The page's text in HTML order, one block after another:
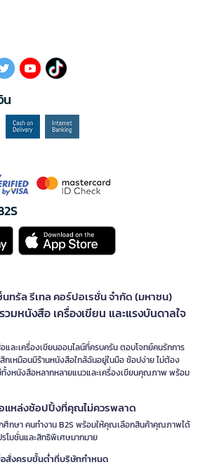
น
นทรัล รีเทล คอร์ปอเรชั่น จำกัด (มหาชน)
มหนังสือ เครื่องเขียน และแรงบันดาลใจ
และเครื่องเขียนออนไลน์ที่ครบครัน ตอบโจทย์คนรักการ
กเหมือนมีร้านหนังสือใกล้ฉันอยู่ในมือ ช้อปง่าย ไม่ต้อง
ทั้งหนังสือหลากหลายแนวและเครื่องเขียนคุณภาพ พร้อม
อแหล่งช้อปปิ้งที่คุณไม่ควรพลาด
ศึกษา คนทำงาน B2S พร้อมให้คุณเลือกสินค้าคุณภาพได้
โมชั่นและสิทธิพิเศษมากมาย
อสั่งครบขั้นต่ำที่บริษัทกำหนด